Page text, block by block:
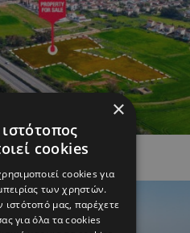
Περιοχές
×
cookies
cookies για
των χρηστών.
ιστότοπό μας, παρέχετε
για όλα τα cookies